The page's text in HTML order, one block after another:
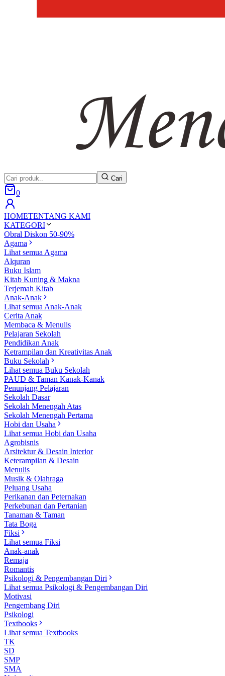
Cari
0
HOMETENTANG KAMI
KATEGORI
Obral Diskon 50-90%
Agama
Lihat semua Agama
Alquran
Buku Islam
Kitab Kuning & Makna
Terjemah Kitab
Anak-Anak
Lihat semua Anak-Anak
Cerita Anak
Membaca & Menulis
Pelajaran Sekolah
Pendidikan Anak
Ketrampilan dan Kreativitas Anak
Buku Sekolah
Lihat semua Buku Sekolah
PAUD & Taman Kanak-Kanak
Penunjang Pelajaran
Sekolah Dasar
Sekolah Menengah Atas
Sekolah Menengah Pertama
Hobi dan Usaha
Lihat semua Hobi dan Usaha
Agrobisnis
Arsitektur & Desain Interior
Keterampilan & Desain
Menulis
Musik & Olahraga
Peluang Usaha
Perikanan dan Peternakan
Perkebunan dan Pertanian
Tanaman & Taman
Tata Boga
Fiksi
Lihat semua Fiksi
Anak-anak
Remaja
Romantis
Psikologi & Pengembangan Diri
Lihat semua Psikologi & Pengembangan Diri
Motivasi
Pengembang Diri
Psikologi
Textbooks
Lihat semua Textbooks
TK
SD
SMP
SMA